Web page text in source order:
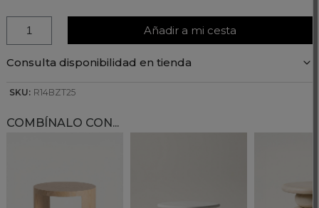
Añadir a mi cesta
Consulta disponibilidad en tienda
SKU: R14BZT25
COMBÍNALO CON...